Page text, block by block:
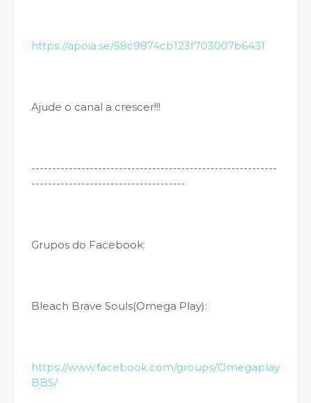
https://apoia.se/58c9874cb123f703007b6431
Ajude o canal a crescer!!!
-----------------------------------------------------------
-------------------------------------
Grupos do Facebook:
Bleach Brave Souls(Omega Play):
https://www.facebook.com/groups/Omegaplay
BBS/